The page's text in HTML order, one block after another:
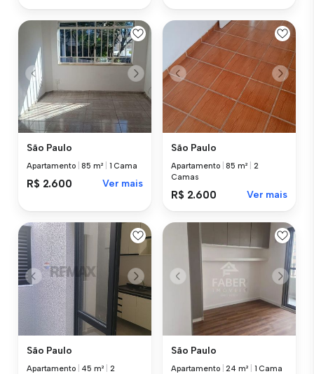
São Paulo
Apartamento |85 m² 1 Cama
R$ 2.600 Ver mais
São Paulo
Apartamento |85 m²
2
Camas
R$ 2.600 Ver mais
São Paulo
Apartamento 45 m²
2
São Paulo
Apartamento 24 m² 1 Cama